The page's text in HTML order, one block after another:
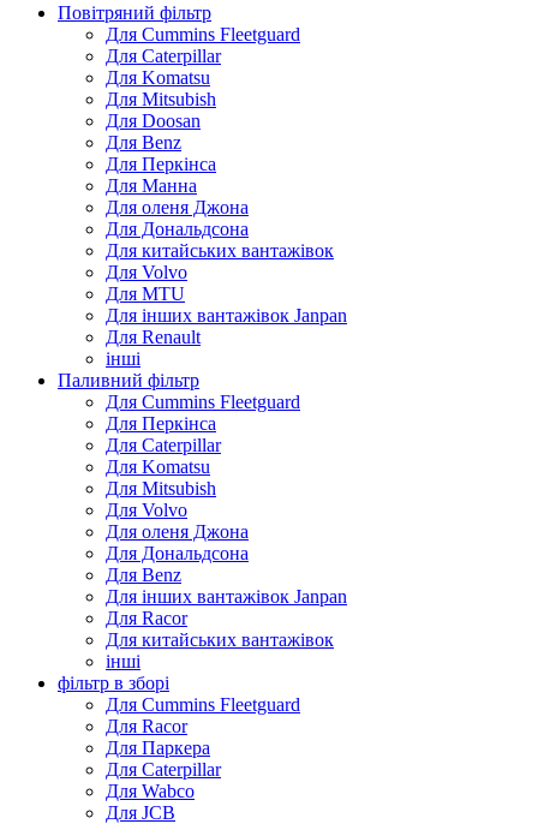
Повітряний фільтр
Для Cummins Fleetguard
Для Caterpillar
Для Komatsu
Для Mitsubish
Для Doosan
Для Benz
Для Перкінса
Для Манна
Для оленя Джона
Для Дональдсона
Для китайських вантажівок
Для Volvo
Для MTU
Для інших вантажівок Janpan
Для Renault
інші
Паливний фільтр
Для Cummins Fleetguard
Для Перкінса
Для Caterpillar
Для Komatsu
Для Mitsubish
Для Volvo
Для оленя Джона
Для Дональдсона
Для Benz
Для інших вантажівок Janpan
Для Racor
Для китайських вантажівок
інші
фільтр в зборі
Для Cummins Fleetguard
Для Racor
Для Паркера
Для Caterpillar
Для Wabco
Для JCB